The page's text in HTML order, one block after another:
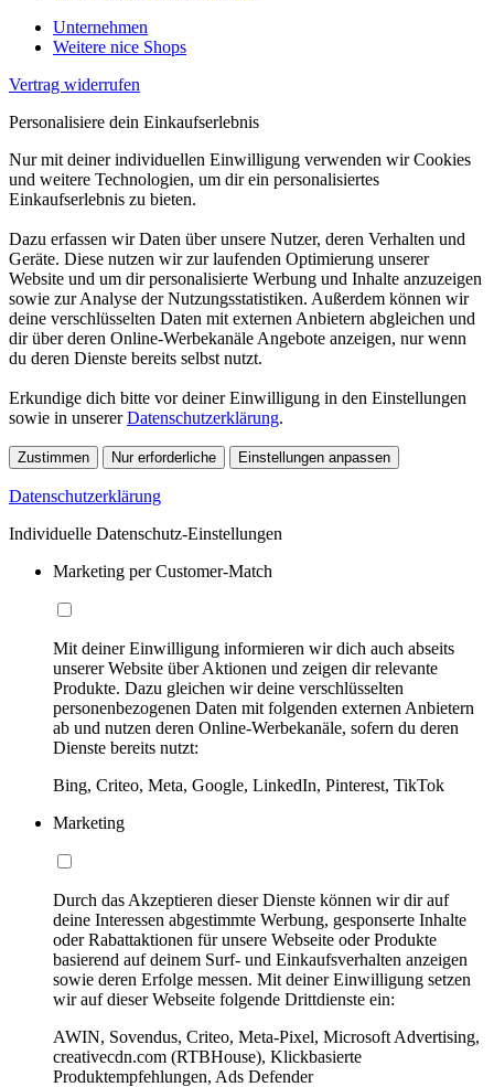
Unternehmen
Weitere nice Shops
Vertrag widerrufen
Personalisiere dein Einkaufserlebnis
Nur mit deiner individuellen Einwilligung verwenden wir Cookies
und weitere Technologien, um dir ein personalisiertes
Einkaufserlebnis zu bieten.
Dazu erfassen wir Daten über unsere Nutzer, deren Verhalten und
Geräte. Diese nutzen wir zur laufenden Optimierung unserer
Website und um dir personalisierte Werbung und Inhalte anzuzeigen
sowie zur Analyse der Nutzungsstatistiken. Außerdem können wir
deine verschlüsselten Daten mit externen Anbietern abgleichen und
dir über deren Online-Werbekanäle Angebote anzeigen, nur wenn
du deren Dienste bereits selbst nutzt.
Erkundige dich bitte vor deiner Einwilligung in den Einstellungen
sowie in unsererDatenschutzerklärung.
Zustimmen Nur erforderliche Einstellungen anpassen
Datenschutzerklärung
Individuelle Datenschutz-Einstellungen
Marketing per Customer-Match
Mit deiner Einwilligung informieren wir dich auch abseits
unserer Website über Aktionen und zeigen dir relevante
Produkte. Dazu gleichen wir deine verschlüsselten
personenbezogenen Daten mit folgenden externen Anbietern
ab und nutzen deren Online-Werbekanäle, sofern du deren
Dienste bereits nutzt:
Bing, Criteo, Meta, Google, LinkedIn, Pinterest, TikTok
Marketing
Durch das Akzeptieren dieser Dienste können wir dir auf
deine Interessen abgestimmte Werbung, gesponserte Inhalte
oder Rabattaktionen für unsere Webseite oder Produkte
basierend auf deinem Surf- und Einkaufsverhalten anzeigen
sowie deren Erfolge messen. Mit deiner Einwilligung setzen
wir auf dieser Webseite folgende Drittdienste ein:
AWIN, Sovendus, Criteo, Meta-Pixel, Microsoft Advertising,
creativecdn.com (RTBHouse), Klickbasierte
Produktempfehlungen, Ads Defender